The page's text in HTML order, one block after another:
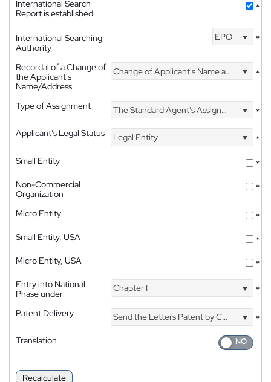
International Search
Report is established
*
International Searching
Authority
EPO *
Recordal of a Change of
the Applicant's
Name/Address
Change of Applicant's Name and Address *
Type of Assignment The Standard Agent's Assignment
*
Applicant's Legal Status
Legal Entity
*
Small Entity
*
Non-Commercial
Organization
*
Micro Entity
*
Small Entity, USA
*
Micro Entity, USA
*
Entry into National
Phase under
Chapter I *
Patent Delivery Send the Letters Patent by Courier
*
Translation
Recalculate